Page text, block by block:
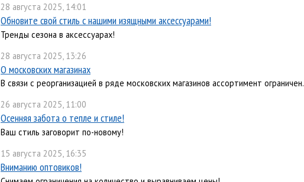
28 августа 2025, 14:01
Обновите свой стиль с нашими изящными аксессуарами!
Тренды сезона в аксессуарах!
28 августа 2025, 13:26
О московских магазинах
В связи с реорганизацией в ряде московских магазинов ассортимент ограничен.
26 августа 2025, 11:00
Осенняя забота о тепле и стиле!
Ваш стиль заговорит по-новому!
15 августа 2025, 16:35
Вниманию оптовиков!